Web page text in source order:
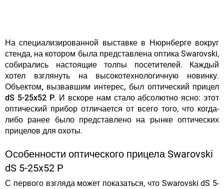
На специализированной выставке в Нюрнберге вокруг
стенда, на котором была представлена оптика Swarovski,
собирались настоящие толпы посетителей. Каждый
хотел взглянуть на высокотехнологичную новинку.
Объектом, вызвавшим интерес, был оптический прицел
dS 5-25x52 P. И вскоре нам стало абсолютно ясно: этот
оптический прибор отличается от всего того, что когда-
либо ранее было представлено на рынке оптических
прицелов для охоты.
Особенности оптического прицела Swarovski
dS 5-25x52 P
С первого взгляда может показаться, что Swarovski dS 5-